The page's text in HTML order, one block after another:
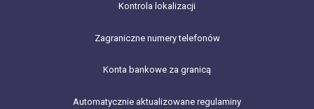
Kontrola lokalizacji
Zagraniczne numery telefonów
Konta bankowe za granicą
Automatycznie aktualizowane regulaminy